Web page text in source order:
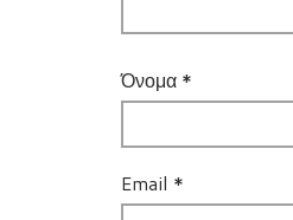
Όνομα *
Email *